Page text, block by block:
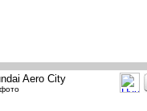
Aero City